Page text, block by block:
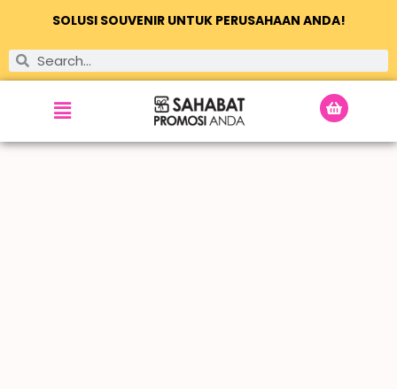
SOLUSI SOUVENIR UNTUK PERUSAHAAN ANDA!